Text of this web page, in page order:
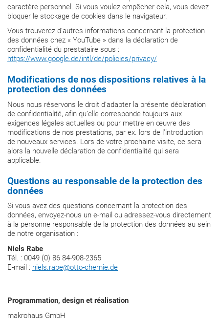
caractère personnel. Si vous voulez empêcher cela, vous devez
bloquer le stockage de cookies dans le navigateur.
Vous trouverez d’autres informations concernant la protection
des données chez « YouTube » dans la déclaration de
confidentialité du prestataire sous :
https://www.google.de/intl/de/policies/privacy/
Modifications de nos dispositions relatives à la
protection des données
Nous nous réservons le droit d’adapter la présente déclaration
de confidentialité, afin qu’elle corresponde toujours aux
exigences légales actuelles ou pour mettre en œuvre des
modifications de nos prestations, par ex. lors de l’introduction
de nouveaux services. Lors de votre prochaine visite, ce sera
alors la nouvelle déclaration de confidentialité qui sera
applicable.
Questions au responsable de la protection des
données
Si vous avez des questions concernant la protection des
données, envoyez-nous un e-mail ou adressez-vous directement
à la personne responsable de la protection des données au sein
de notre organisation :
Niels Rabe
Tél. : 0049 (0) 86 84-908-2365
E-mail : niels.rabe@otto-chemie.de
Programmation, design et réalisation
makrohaus GmbH